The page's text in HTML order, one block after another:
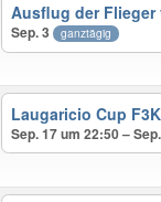
Ausflug der Flieger
Sep. 3 ganztägig
Laugaricio Cup
Sep. 17 um 22:50 –